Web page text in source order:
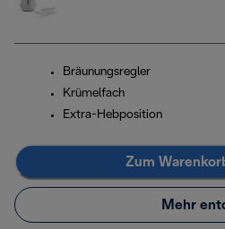
Bräunungsregler
Krümelfach
Extra-Hebposition
Zum
Mehr